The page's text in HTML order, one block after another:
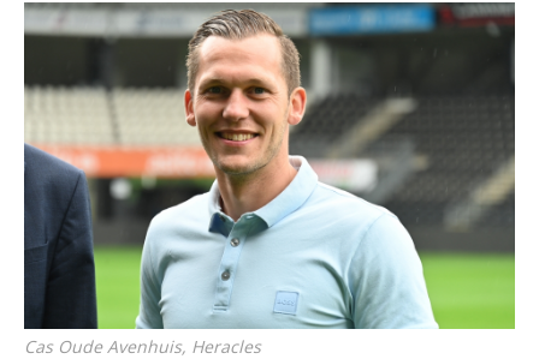
Cas Oude Avenhuis, Heracles